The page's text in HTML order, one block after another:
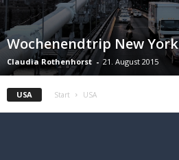
Wochenendtrip New York
Claudia Rothenhorst - 21. August 2015
USA Start USA